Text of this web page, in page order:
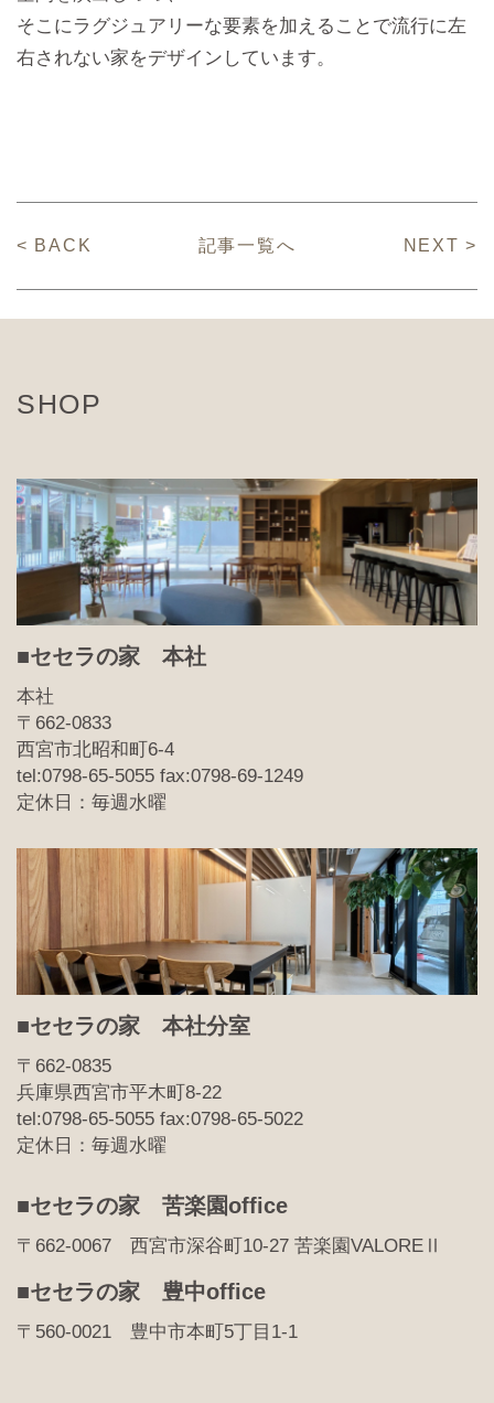
そこにラグジュアリーな要素を加えることで流行に左
右されない家をデザインしています。
< BACK 記事一覧へ NEXT >
SHOP
■セセラの家 本社
本社
〒662-0833
西宮市北昭和町6-4
tel:0798-65-5055 fax:0798-69-1249
定休日：毎週水曜
■セセラの家 本社分室
〒662-0835
兵庫県西宮市平木町8-22
tel:0798-65-5055 fax:0798-65-5022
定休日：毎週水曜
■セセラの家 苦楽園office
〒662-0067 西宮市深谷町10-27 苦楽園VALOREⅡ
■セセラの家 豊中office
〒560-0021 豊中市本町5丁目1-1